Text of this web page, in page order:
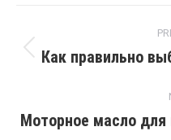
navigation
Как правильно
Моторное масло